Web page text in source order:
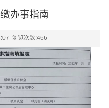
办事指南
浏览次数:466